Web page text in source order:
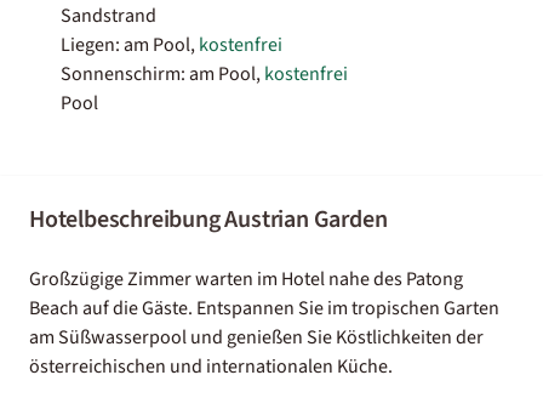
Sandstrand
Liegen: am Pool,kostenfrei
Sonnenschirm: am Pool,kostenfrei
Pool
Hotelbeschreibung Austrian Garden
Großzügige Zimmer warten im Hotel nahe des Patong
Beach auf die Gäste. Entspannen Sie im tropischen Garten
am Süßwasserpool und genießen Sie Köstlichkeiten der
österreichischen und internationalen Küche.